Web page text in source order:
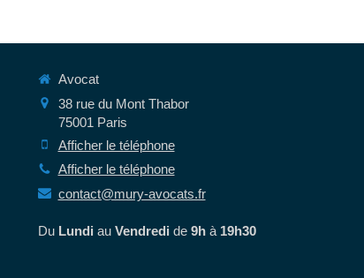
Avocat
38 rue du Mont Thabor
75001 Paris
Afficher le téléphone
Afficher le téléphone
contact@mury-avocats.fr
Du Lundiau Vendredide 9hà 19h30